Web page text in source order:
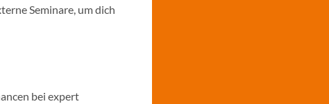
Seminare, um dich
bei expert